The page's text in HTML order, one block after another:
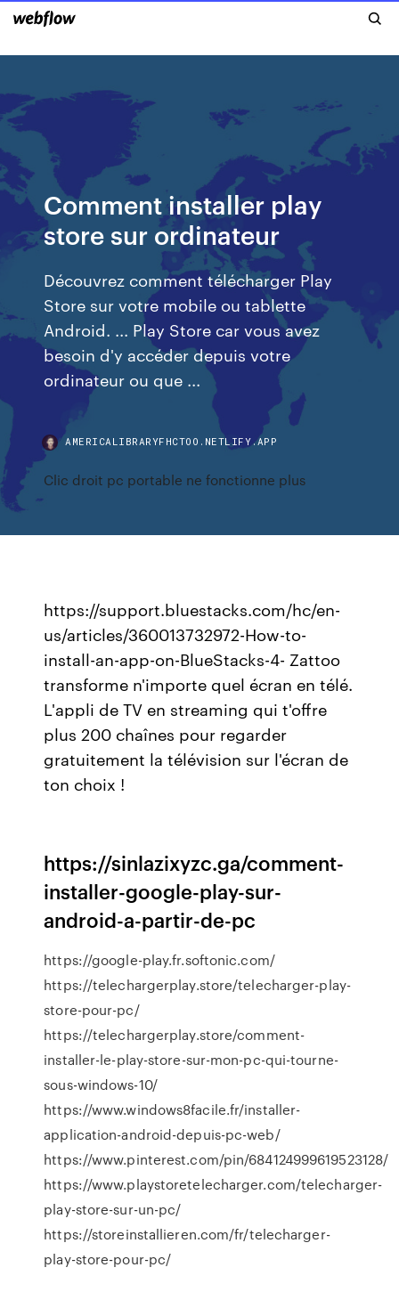
Comment installer play
store sur ordinateur
Découvrez comment télécharger Play
Store sur votre mobile ou tablette
Android. ... Play Store car vous avez
besoin d'y accéder depuis votre
ordinateur ou que ...
AMERICALIBRARYFHCTOO.NETLIFY.APP
Clic droit pc portable ne fonctionne plus
https://support.bluestacks.com/hc/en-
us/articles/360013732972-How-to-
install-an-app-on-BlueStacks-4- Zattoo
transforme n'importe quel écran en télé.
L'appli de TV en streaming qui t'offre
plus 200 chaînes pour regarder
gratuitement la télévision sur l'écran de
ton choix !
https://sinlazixyzc.ga/comment-
installer-google-play-sur-
android-a-partir-de-pc
https://google-play.fr.softonic.com/
https://telechargerplay.store/telecharger-play-
store-pour-pc/
https://telechargerplay.store/comment-
installer-le-play-store-sur-mon-pc-qui-tourne-
sous-windows-10/
https://www.windows8facile.fr/installer-
application-android-depuis-pc-web/
https://www.pinterest.com/pin/684124999619523128/
https://www.playstoretelecharger.com/telecharger-
play-store-sur-un-pc/
https://storeinstallieren.com/fr/telecharger-
play-store-pour-pc/